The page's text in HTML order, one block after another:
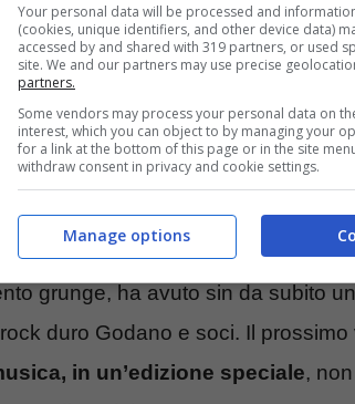
diventa iconico ed entra
non appartiene a un’epoca
suoni quelli degli anni ’90, potenzi,
alla nostra epoca. Succede
del rock italiano. L’album più duro
grunge, ha avuto sin da subito
duro Godano e soci. Il
in un’edizione speciale,
Your personal data will be processed and
(cookies, unique identifiers, and other device data)
accessed by and shared with 319 partners, or used
site. We and our partners may use precise
partners.
Some vendors may process your personal data on
interest, which you can object to by managing your
for a link at the bottom of this page or in the site
withdraw consent in privacy and cookie settings.
Manage options